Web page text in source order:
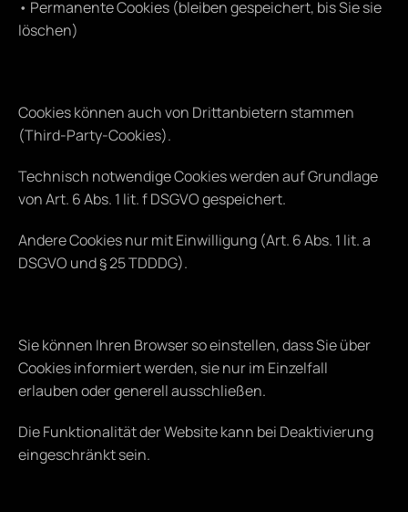
• Permanente Cookies (bleiben gespeichert, bis Sie sie
löschen)
Cookies können auch von Drittanbietern stammen
(Third-Party-Cookies).
Technisch notwendige Cookies werden auf Grundlage
von Art. 6 Abs. 1 lit. f DSGVO gespeichert.
Andere Cookies nur mit Einwilligung (Art. 6 Abs. 1 lit. a
DSGVO und § 25 TDDDG).
Sie können Ihren Browser so einstellen, dass Sie über
Cookies informiert werden, sie nur im Einzelfall
erlauben oder generell ausschließen.
Die Funktionalität der Website kann bei Deaktivierung
eingeschränkt sein.